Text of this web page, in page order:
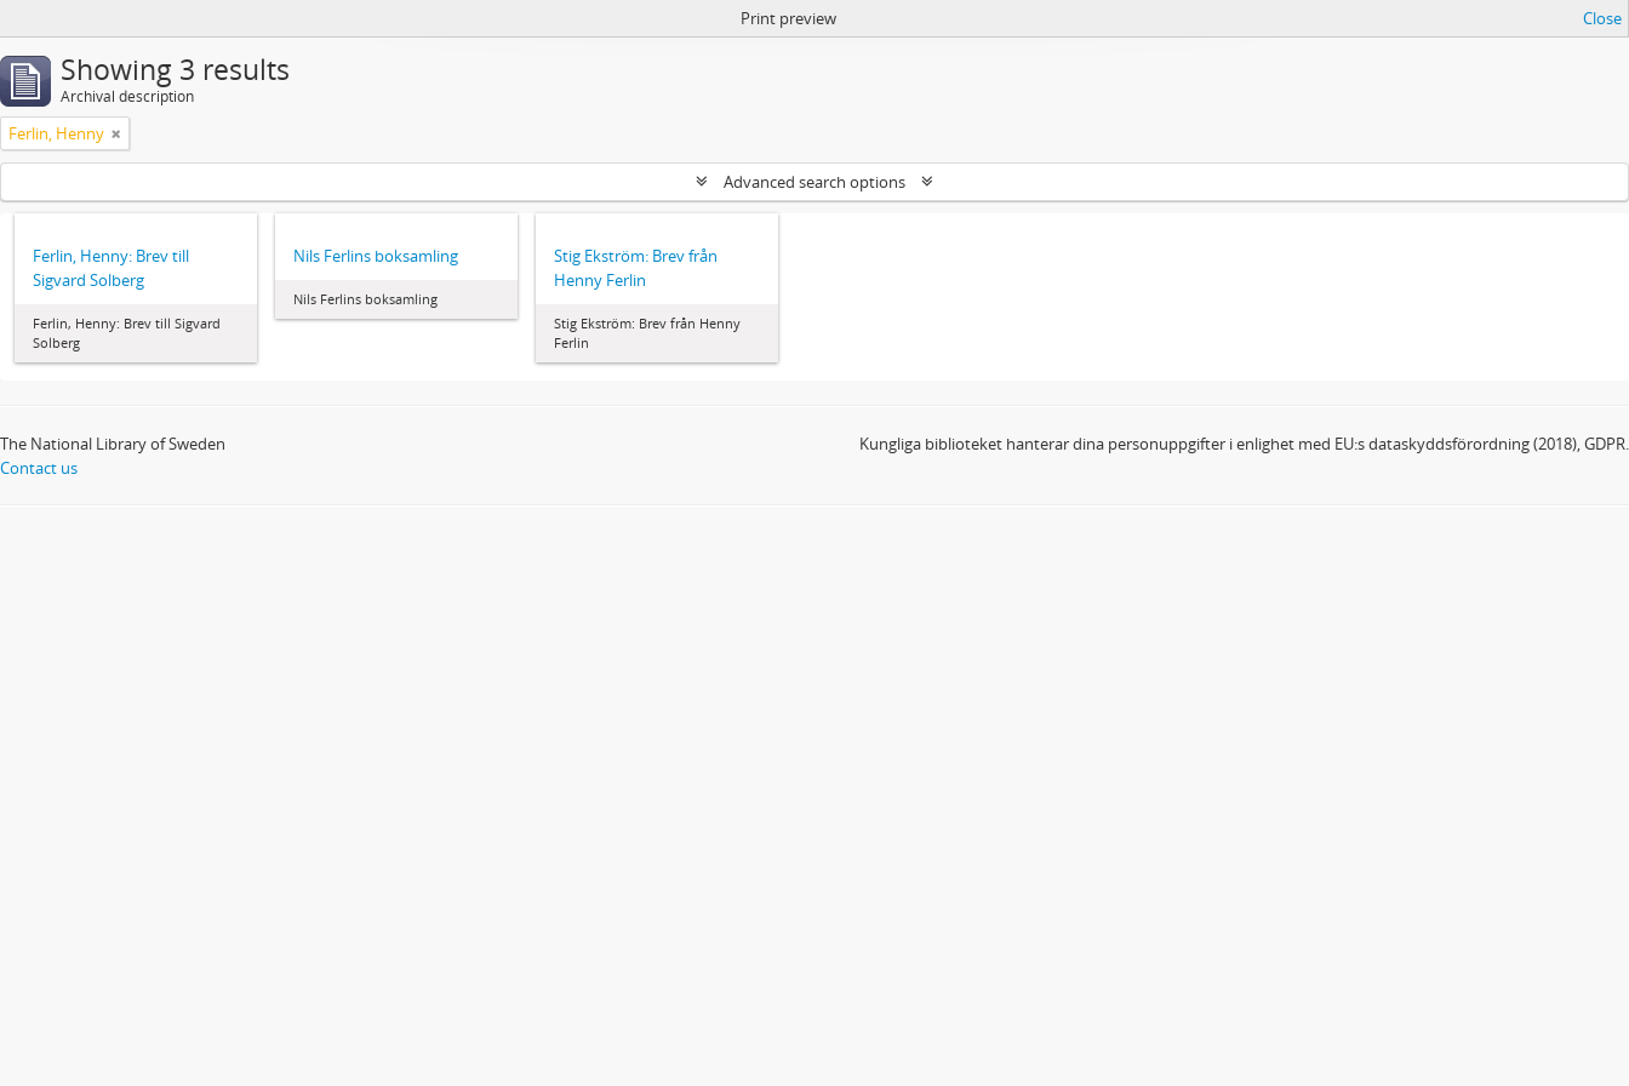
Print preview Close
Showing 3 results
Archival description
Ferlin, Henny
Advanced search options
Ferlin, Henny: Brev till
Sigvard Solberg
Ferlin, Henny: Brev till Sigvard
Solberg
Nils Ferlins boksamling
Nils Ferlins boksamling
Stig Ekström: Brev från
Henny Ferlin
Stig Ekström: Brev från Henny
Ferlin
The National Library of Sweden
Contact us
Kungliga biblioteket hanterar dina personuppgifter i enlighet med EU:s dataskyddsförordning (2018), GDPR.